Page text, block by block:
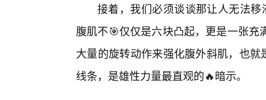
接着，我们必须谈谈那让人无法移
腹肌不🎯仅仅是六块凸起，更是一张
大量的旋转动作来强化腹外斜肌，也
线条，是雄性力量最直观的🔥暗示。